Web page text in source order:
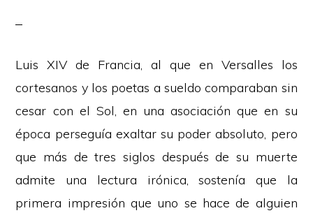
Luis XIV de Francia, al que en Versalles los
cortesanos y los poetas a sueldo comparaban sin
cesar con el Sol, en una asociación que en su
época perseguía exaltar su poder absoluto, pero
que más de tres siglos después de su muerte
admite una lectura irónica, sostenía que la
primera impresión que uno se hace de alguien